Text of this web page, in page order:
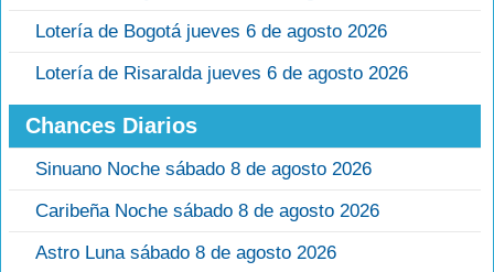
Lotería de Bogotá jueves 6 de agosto 2026
Lotería de Risaralda jueves 6 de agosto 2026
Chances Diarios
Sinuano Noche sábado 8 de agosto 2026
Caribeña Noche sábado 8 de agosto 2026
Astro Luna sábado 8 de agosto 2026